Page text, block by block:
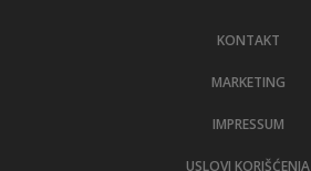
KONTAKT
MARKETING
IMPRESSUM
USLOVI KORIŠĆENJA